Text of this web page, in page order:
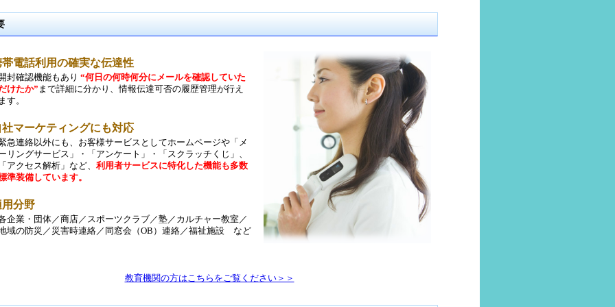
帯電話利用の確実な伝達性
封確認機能もあり “何日の何時何分にメールを確認していた
けたか” まで詳細に分かり、情報伝達可否の履歴管理が行え
す。
社マーケティングにも対応
急連絡以外にも、お客様サービスとしてホームページや「メ
リングサービス」・「アンケート」・「スクラッチくじ」、
アクセス解析」など、 利用者サービスに特化した機能も多数
準装備しています。
用分野
企業・団体／商店／スポーツクラブ／塾／カルチャー教室／
域の防災／災害時連絡／同窓会（OB）連絡／福祉施設 など
教育機関の方はこちらをご覧ください＞＞